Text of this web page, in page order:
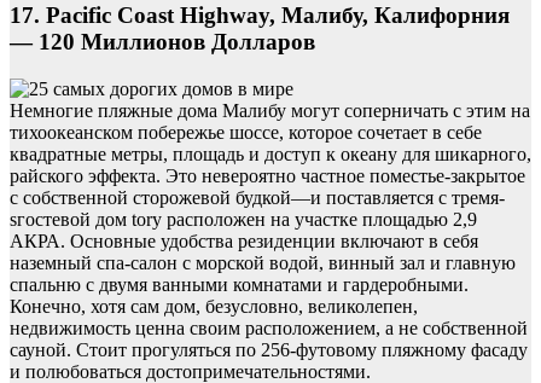
17. Pacific Coast Highway, Малибу, Калифорния
— 120 Миллионов Долларов
Немногие пляжные дома Малибу могут соперничать с этим на
тихоокеанском побережье шоссе, которое сочетает в себе
квадратные метры, площадь и доступ к океану для шикарного,
райского эффекта. Это невероятно частное поместье-закрытое
с собственной сторожевой будкой—и поставляется с тремя-
sгостевой дом tory расположен на участке площадью 2,9
АКРА. Основные удобства резиденции включают в себя
наземный спа-салон с морской водой, винный зал и главную
спальню с двумя ванными комнатами и гардеробными.
Конечно, хотя сам дом, безусловно, великолепен,
недвижимость ценна своим расположением, а не собственной
сауной. Стоит прогуляться по 256-футовому пляжному фасаду
и полюбоваться достопримечательностями.